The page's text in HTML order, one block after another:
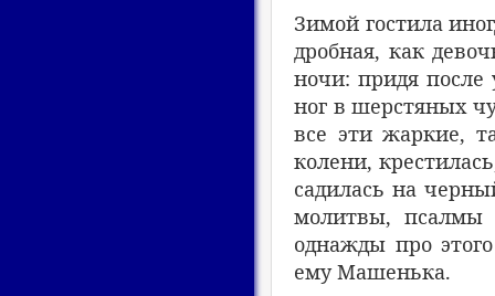
Зимой гостила
дробная, как
ночи: придя
ног в шерстяных
все эти жаркие,
колени,
садилась на
молитвы, псалмы
однажды про
ему Машенька.